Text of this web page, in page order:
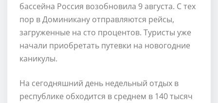
бассейна Россия возобновила 9 августа. С тех
пор в Доминикану отправляются рейсы,
загруженные на сто процентов. Туристы уже
начали приобретать путевки на новогодние
каникулы.
На сегодняшний день недельный отдых в
республике обходится в среднем в 140 тысяч